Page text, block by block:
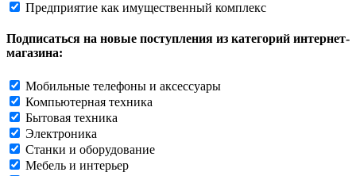
Предприятие как имущественный комплекс
Подписаться на новые поступления из категорий интернет-
магазина:
Мобильные телефоны и аксессуары
Компьютерная техника
Бытовая техника
Электроника
Станки и оборудование
Мебель и интерьер